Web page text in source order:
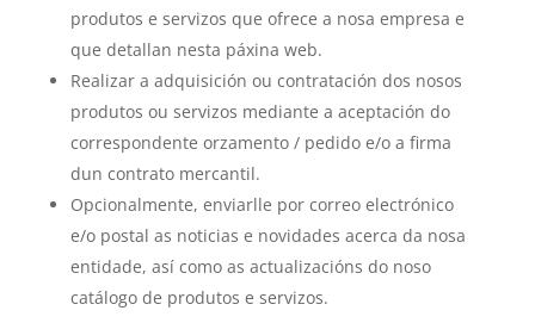
produtos e servizos que ofrece a nosa empresa e
que detallan nesta páxina web.
Realizar a adquisición ou contratación dos nosos
produtos ou servizos mediante a aceptación do
correspondente orzamento / pedido e/o a firma
dun contrato mercantil.
Opcionalmente, enviarlle por correo electrónico
e/o postal as noticias e novidades acerca da nosa
entidade, así como as actualizacións do noso
catálogo de produtos e servizos.